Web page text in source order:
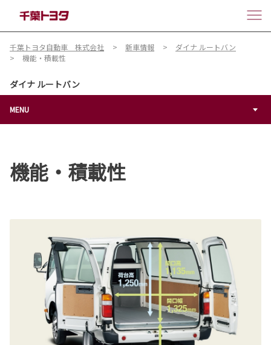
千葉トヨタ自動車 株式会社 新車情報
ダイナ ルートバン
機能・積載性
ダイナ ルートバン
MENU
機能・積載性